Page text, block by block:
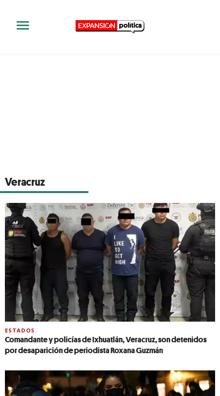
Veracruz
ESTADOS
Comandante y policías de Ixhuatlán, Veracruz, son detenidos
por desaparición de periodista Roxana Guzmán